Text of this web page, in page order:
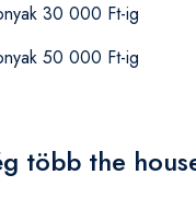
30 000 Ft-ig
50 000 Ft-ig
több the